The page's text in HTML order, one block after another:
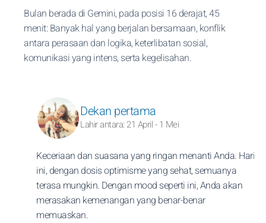
Bulan berada di Gemini, pada posisi 16 derajat, 45
menit: Banyak hal yang berjalan bersamaan, konflik
antara perasaan dan logika, keterlibatan sosial,
komunikasi yang intens, serta kegelisahan.
Dekan pertama
Lahir antara: 21 April - 1 Mei
Keceriaan dan suasana yang ringan menanti Anda. Hari
ini, dengan dosis optimisme yang sehat, semuanya
terasa mungkin. Dengan mood seperti ini, Anda akan
merasakan kemenangan yang benar-benar
memuaskan.